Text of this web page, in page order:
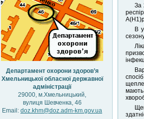
Департамент охорони здоров’я
Хмельницької обласної державної
адміністрації
29000, м.Хмельницький,
вулиця Шевченка, 46
Email: doz.khm@doz.adm-km.gov.ua
За
В